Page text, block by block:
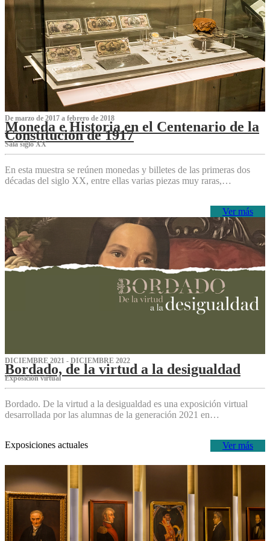
De marzo de 2017 a febrero de 2018
Moneda e Historia en el Centenario de la
Constitución de 1917
Sala siglo XX
En esta muestra se reúnen monedas y billetes de las primeras dos
décadas del siglo XX, entre ellas varias piezas muy raras,…
Ver más
DICIEMBRE 2021 - DICIEMBRE 2022
Bordado, de la virtud a la desigualdad
Exposición virtual‌
Bordado. De la virtud a la desigualdad es una exposición virtual
desarrollada por las alumnas de la generación 2021 en…
Ver más
Exposiciones actuales